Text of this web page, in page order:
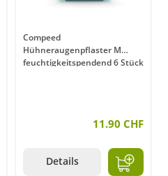
Compeed
Hühneraugenpflaster M
feuchtigkeitspendend 6 Stück
11.90 CHF
Details